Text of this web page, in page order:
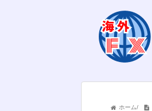
ホーム/